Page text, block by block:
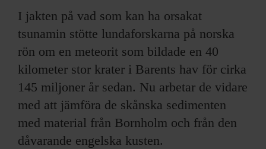
I jakten på vad som kan ha orsakat
tsunamin stötte lundaforskarna på norska
rön om en meteorit som bildade en 40
kilometer stor krater i Barents hav för cirka
145 miljoner år sedan. Nu arbetar de vidare
med att jämföra de skånska sedimenten
med material från Bornholm och från den
dåvarande engelska kusten.